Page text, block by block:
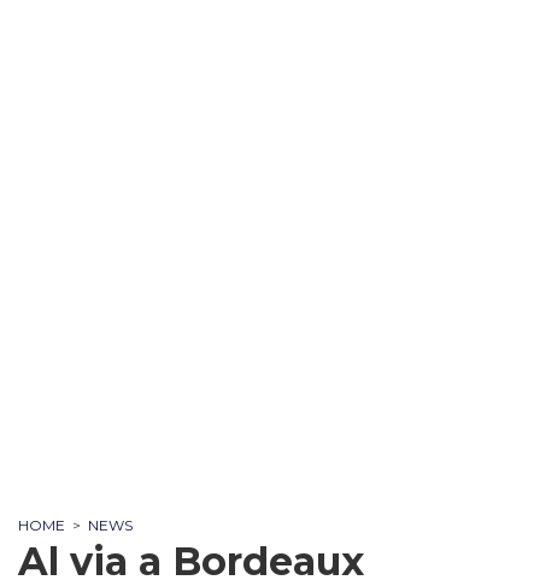
HOME > NEWS
Al via a Bordeaux